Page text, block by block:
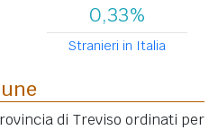
0,33%
Stranieri in Italia
di Treviso ordinati per